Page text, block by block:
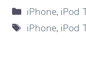
Categorie
iPhone, iPod
Tag
iPhone, iPod